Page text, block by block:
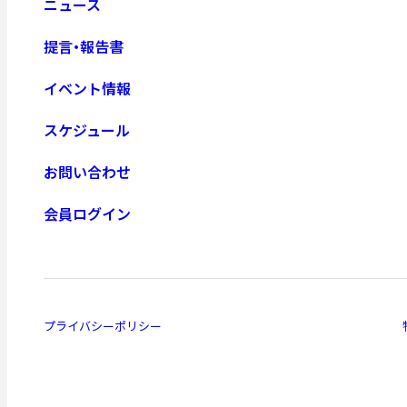
提言・報告書
イベント情報
スケジュール
お問い合わせ
会員ログイン
プライバシーポリシー